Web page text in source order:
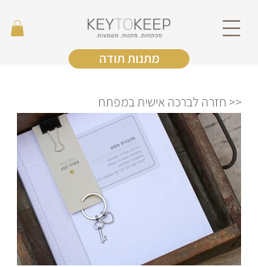
מתנות תודה
<< חזרה לברכה אישית במפתח